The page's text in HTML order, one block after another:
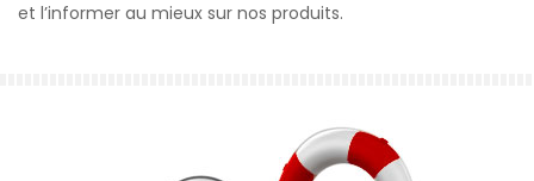
et l’informer au mieux sur nos produits.